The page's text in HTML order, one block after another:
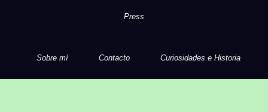
Press
Sobre mí Contacto Curiosidades e Historia